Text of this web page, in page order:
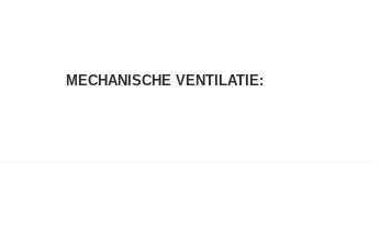
MECHANISCHE VENTILATIE: